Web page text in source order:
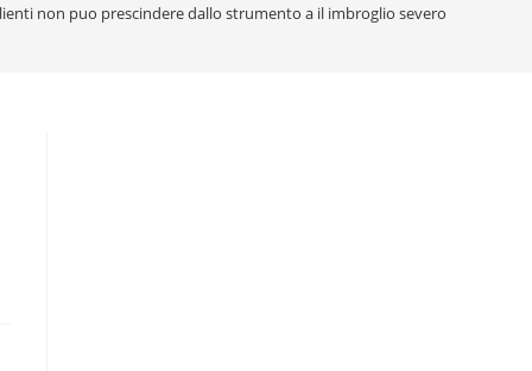
non puo prescindere dallo strumento a il imbroglio severo